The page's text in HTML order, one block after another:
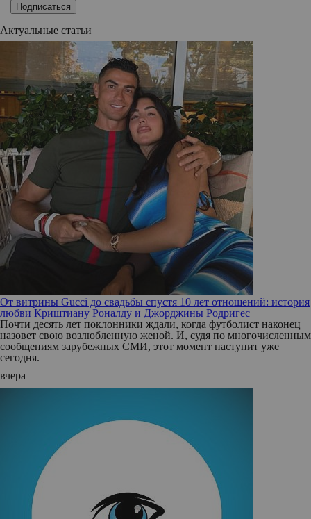
Подписаться
Актуальные статьи
От витрины Gucci до свадьбы спустя 10 лет отношений: история
любви Криштиану Роналду и Джорджины Родригес
Почти десять лет поклонники ждали, когда футболист наконец
назовет свою возлюбленную женой. И, судя по многочисленным
сообщениям зарубежных СМИ, этот момент наступит уже
сегодня.
вчера